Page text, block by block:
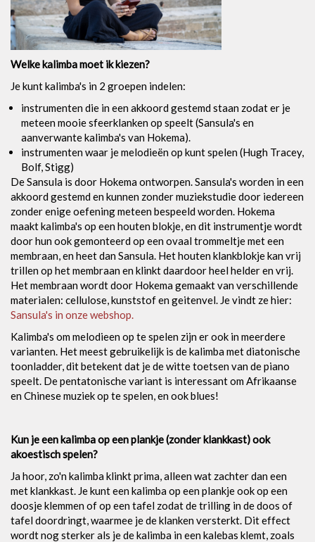
Welke kalimba moet ik kiezen?
Je kunt kalimba's in 2 groepen indelen:
instrumenten die in een akkoord gestemd staan zodat er je
meteen mooie sfeerklanken op speelt (Sansula's en
aanverwante kalimba's van Hokema).
instrumenten waar je melodieën op kunt spelen (Hugh Tracey,
Bolf, Stigg)
De Sansula is door Hokema ontworpen. Sansula's worden in een
akkoord gestemd en kunnen zonder muziekstudie door iedereen
zonder enige oefening meteen bespeeld worden. Hokema
maakt kalimba's op een houten blokje, en dit instrumentje wordt
door hun ook gemonteerd op een ovaal trommeltje met een
membraan, en heet dan Sansula. Het houten klankblokje kan vrij
trillen op het membraan en klinkt daardoor heel helder en vrij.
Het membraan wordt door Hokema gemaakt van verschillende
materialen: cellulose, kunststof en geitenvel. Je vindt ze hier:
Sansula's in onze webshop.
Kalimba's om melodieen op te spelen zijn er ook in meerdere
varianten. Het meest gebruikelijk is de kalimba met diatonische
toonladder, dit betekent dat je de witte toetsen van de piano
speelt. De pentatonische variant is interessant om Afrikaanse
en Chinese muziek op te spelen, en ook blues!
Kun je een kalimba op een plankje (zonder klankkast) ook
akoestisch spelen?
Ja hoor, zo'n kalimba klinkt prima, alleen wat zachter dan een
met klankkast. Je kunt een kalimba op een plankje ook op een
doosje klemmen of op een tafel zodat de trilling in de doos of
tafel doordringt, waarmee je de klanken versterkt. Dit effect
wordt nog sterker als je de kalimba in een kalebas klemt, zoals